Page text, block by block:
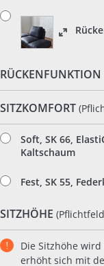
RÜCKENFUNKTION
SITZKOMFORT
Soft, SK 66,
Kaltschaum
Fest, SK 55,
SITZHÖHE
Die Sitzhöhe
erhöht sich mit